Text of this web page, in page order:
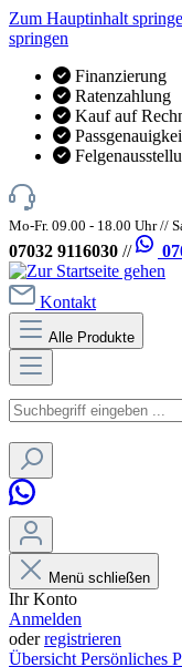
Zum Hauptinhalt
springen
Finanzierung
Ratenzahlung
Kauf auf
Mo-Fr. 09.00 - 18.00 Uhr //
07032 9116030 //
Kontakt
Alle Produkte
Menü schließen
Ihr Konto
Anmelden
oderregistrieren
Übersicht Persönliches